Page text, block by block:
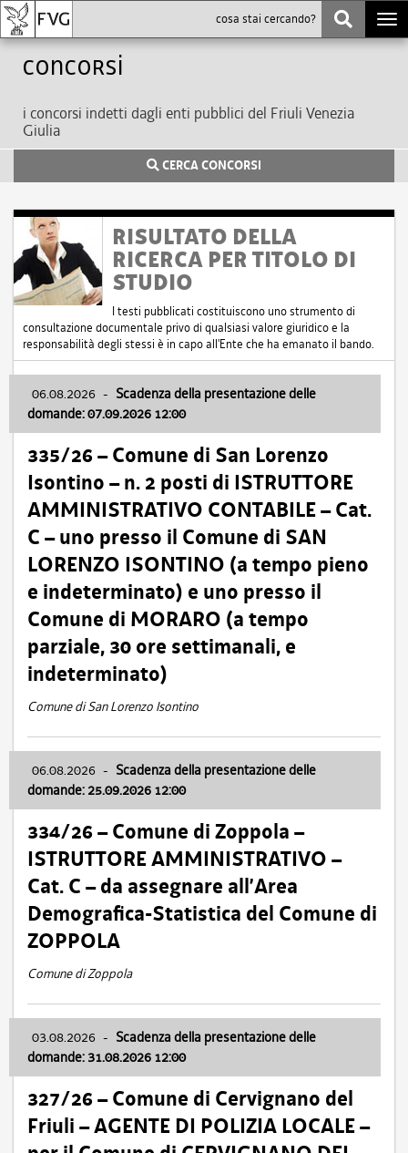
Concorsi
i concorsi indetti dagli enti pubblici del Friuli Venezia
Giulia
CERCA CONCORSI
RISULTATO DELLA
RICERCA PER TITOLO DI
STUDIO
I testi pubblicati costituiscono uno strumento di
consultazione documentale privo di qualsiasi valore giuridico e la
responsabilità degli stessi è in capo all'Ente che ha emanato il bando.
06.08.2026 - Scadenza della presentazione delle
domande: 07.09.2026 12:00
335/26 – Comune di San Lorenzo
Isontino – n. 2 posti di ISTRUTTORE
AMMINISTRATIVO CONTABILE – Cat.
C – uno presso il Comune di SAN
LORENZO ISONTINO (a tempo pieno
e indeterminato) e uno presso il
Comune di MORARO (a tempo
parziale, 30 ore settimanali, e
indeterminato)
Comune di San Lorenzo Isontino
06.08.2026 - Scadenza della presentazione delle
domande: 25.09.2026 12:00
334/26 – Comune di Zoppola –
ISTRUTTORE AMMINISTRATIVO –
Cat. C – da assegnare all’Area
Demografica-Statistica del Comune di
ZOPPOLA
Comune di Zoppola
03.08.2026 - Scadenza della presentazione delle
domande: 31.08.2026 12:00
327/26 – Comune di Cervignano del
Friuli – AGENTE DI POLIZIA LOCALE –